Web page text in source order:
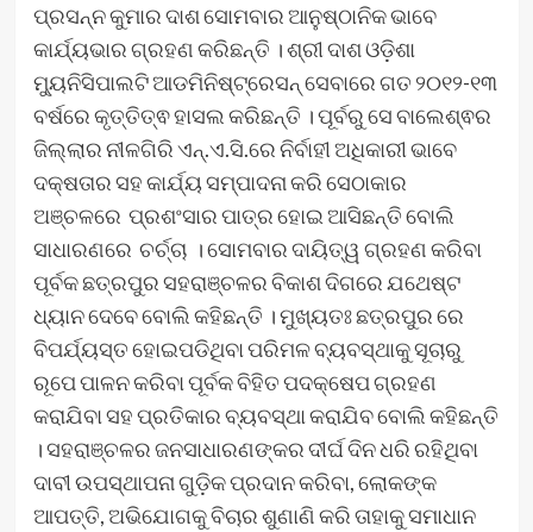
ପ୍ରସନ୍ନ କୁମାର ଦାଶ ସୋମବାର ଆନୁଷ୍ଠାନିକ ଭାବେ
କାର୍ଯ୍ୟଭାର ଗ୍ରହଣ କରିଛନ୍ତି । ଶ୍ରୀ ଦାଶ ଓଡ଼ିଶା
ମ୍ୟୁନିସିପାଲଟି ଆଡମିନିଷ୍ଟ୍ରେସନ୍ ସେବାରେ ଗତ ୨୦୧୨-୧୩
ବର୍ଷରେ କୃତ୍ତିତ୍ଵ ହାସଲ କରିଛନ୍ତି । ପୂର୍ବରୁ ସେ ବାଲେଶ୍ଵର
ଜିଲ୍ଲାର ନୀଳଗିରି ଏନ୍.ଏ.ସି.ରେ ନିର୍ବାହୀ ଅଧିକାରୀ ଭାବେ
ଦକ୍ଷତାର ସହ କାର୍ଯ୍ୟ ସମ୍ପାଦନା କରି ସେଠାକାର
ଅଞ୍ଚଳରେ ପ୍ରଶଂସାର ପାତ୍ର ହୋଇ ଆସିଛନ୍ତି ବୋଲି
ସାଧାରଣରେ ଚର୍ଚ୍ଚା । ସୋମବାର ଦାୟିତ୍ୱ ଗ୍ରହଣ କରିବା
ପୂର୍ବକ ଛତ୍ରପୁର ସହରାଞ୍ଚଳର ବିକାଶ ଦିଗରେ ଯଥେଷ୍ଟ
ଧ୍ୟାନ ଦେବେ ବୋଲି କହିଛନ୍ତି । ମୁଖ୍ୟତଃ ଛତ୍ରପୁର ରେ
ବିପର୍ଯ୍ୟସ୍ତ ହୋଇପଡିଥିବା ପରିମଳ ବ୍ୟବସ୍ଥାକୁ ସୂଚାରୁ
ରୂପେ ପାଳନ କରିବା ପୂର୍ବକ ବିହିତ ପଦକ୍ଷେପ ଗ୍ରହଣ
କରାଯିବା ସହ ପ୍ରତିକାର ବ୍ୟବସ୍ଥା କରାଯିବ ବୋଲି କହିଛନ୍ତି
। ସହରାଞ୍ଚଳର ଜନସାଧାରଣଙ୍କର ଦୀର୍ଘ ଦିନ ଧରି ରହିଥିବା
ଦାବୀ ଉପସ୍ଥାପନା ଗୁଡ଼ିକ ପ୍ରଦାନ କରିବା, ଲୋକଙ୍କ
ଆପତ୍ତି, ଅଭିଯୋଗକୁ ବିଚାର ଶୁଣାଣି କରି ତାହାକୁ ସମାଧାନ